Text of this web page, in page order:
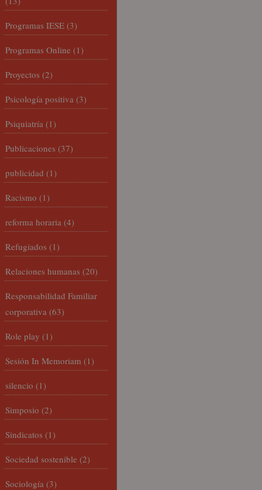
Programas IESE (3)
Programas Online (1)
Proyectos (2)
Psicología positiva (3)
Psiquiatría (1)
Publicaciones (37)
publicidad (1)
Racismo (1)
reforma horaria (4)
Refugiados (1)
Relaciones humanas (20)
Responsabilidad Familiar
corporativa (63)
Role play (1)
Sesión In Memoriam (1)
silencio (1)
Simposio (2)
Sindicatos (1)
Sociedad sostenible (2)
Sociología (3)